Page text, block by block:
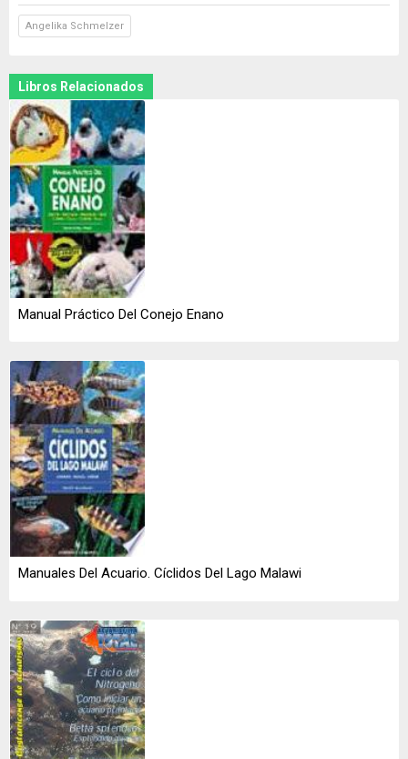
Angelika Schmelzer
Libros Relacionados
Manual Práctico Del Conejo Enano
Manuales Del Acuario. Cíclidos Del Lago Malawi